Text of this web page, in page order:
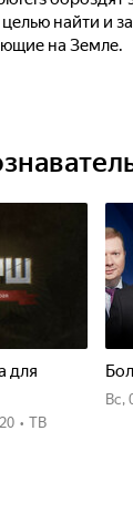
целью найти и
на Земле.
для
• ТВ